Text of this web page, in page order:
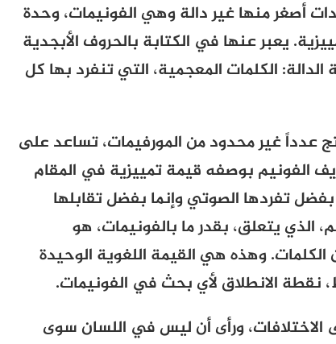
أصغر منها غير دالة وهي الفونيمات، وحدة
يعبر عنها في الكتابة بالحروف الأبجدية
الكلمات المعجمية، التي تنفرد بها كل
عدداً غير محدود من المورفيمات، تساعد على
الفونيم بوصفه قيمة تمييزية في المقام
بفضل تفردها الصوتي وإنما بفضل تقابلها
يتعلق، بقدر ما بالفونيمات، هو
الكلمات. وهذه هي القيمة اللغوية الوحيدة
نقطة الانطلاق لأي بحث في الفونيمات.
ورأى أن ليس في اللسان سوى